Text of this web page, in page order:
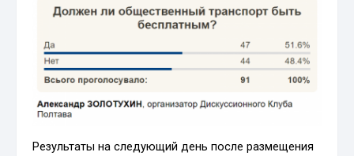
Результаты на следующий день после размещения